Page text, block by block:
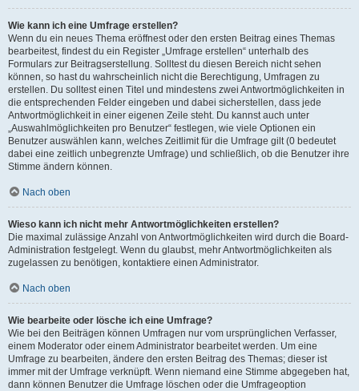
Wie kann ich eine Umfrage erstellen?
Wenn du ein neues Thema eröffnest oder den ersten Beitrag eines Themas
bearbeitest, findest du ein Register „Umfrage erstellen“ unterhalb des
Formulars zur Beitragserstellung. Solltest du diesen Bereich nicht sehen
können, so hast du wahrscheinlich nicht die Berechtigung, Umfragen zu
erstellen. Du solltest einen Titel und mindestens zwei Antwortmöglichkeiten in
die entsprechenden Felder eingeben und dabei sicherstellen, dass jede
Antwortmöglichkeit in einer eigenen Zeile steht. Du kannst auch unter
„Auswahlmöglichkeiten pro Benutzer“ festlegen, wie viele Optionen ein
Benutzer auswählen kann, welches Zeitlimit für die Umfrage gilt (0 bedeutet
dabei eine zeitlich unbegrenzte Umfrage) und schließlich, ob die Benutzer ihre
Stimme ändern können.
Nach oben
Wieso kann ich nicht mehr Antwortmöglichkeiten erstellen?
Die maximal zulässige Anzahl von Antwortmöglichkeiten wird durch die Board-
Administration festgelegt. Wenn du glaubst, mehr Antwortmöglichkeiten als
zugelassen zu benötigen, kontaktiere einen Administrator.
Nach oben
Wie bearbeite oder lösche ich eine Umfrage?
Wie bei den Beiträgen können Umfragen nur vom ursprünglichen Verfasser,
einem Moderator oder einem Administrator bearbeitet werden. Um eine
Umfrage zu bearbeiten, ändere den ersten Beitrag des Themas; dieser ist
immer mit der Umfrage verknüpft. Wenn niemand eine Stimme abgegeben hat,
dann können Benutzer die Umfrage löschen oder die Umfrageoption